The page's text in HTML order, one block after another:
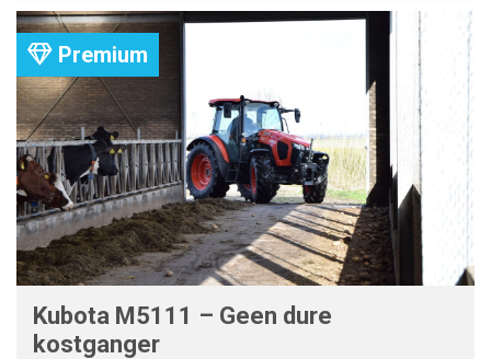
Premium
Kubota M5111 – Geen dure
kostganger